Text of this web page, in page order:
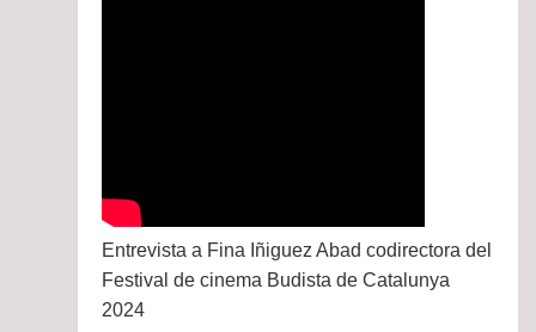
Entrevista a Fina Iñiguez Abad codirectora del
Festival de cinema Budista de Catalunya
2024